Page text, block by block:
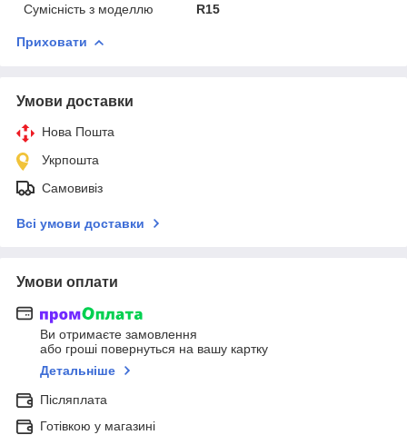
Сумісність з моделлю
R15
Приховати
Умови доставки
Нова Пошта
Укрпошта
Самовивіз
Всі умови доставки
Умови оплати
Ви отримаєте замовлення
або гроші повернуться на вашу картку
Детальніше
Післяплата
Готівкою у магазині